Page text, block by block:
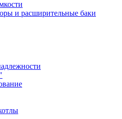
и расширительные баки